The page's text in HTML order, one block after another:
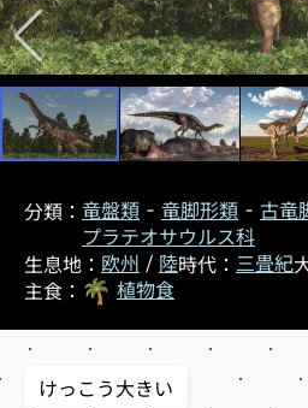
分類 竜盤類 竜脚形類
古竜
プラテオサウルス科
生息地 欧州 陸時代 三畳紀
主食 植物食
けっこう大きい